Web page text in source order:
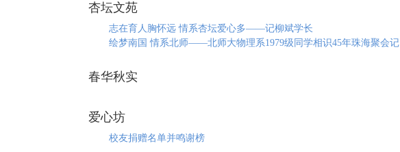
杏坛文苑
志在育人胸怀远 情系杏坛爱心多——记柳斌学长
绘梦南国 情系北师——北师大物理系1979级同学相识45年珠海聚会记
春华秋实
爱心坊
校友捐赠名单并鸣谢榜